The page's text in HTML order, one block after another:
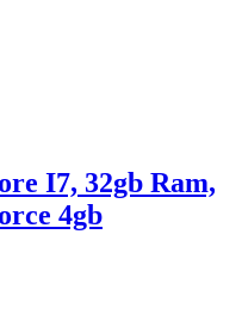
I7, 32gb Ram,
4gb